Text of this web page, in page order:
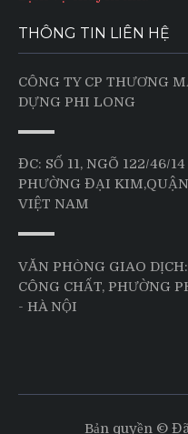
THÔNG TIN LIÊN HỆ
CÔNG TY CP THƯƠNG
DỰNG PHI LONG
ĐC: SỐ 11, NGÕ 122/46/
PHƯỜNG ĐẠI
VIỆT NAM
VĂN PHÒNG GIAO
CÔNG CHẤT, PHƯỜNG
- HÀ NỘI
Bản quyền ©